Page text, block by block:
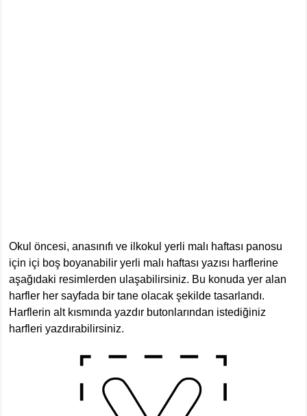
Okul öncesi, anasınıfı ve ilkokul yerli malı haftası panosu
için içi boş boyanabilir yerli malı haftası yazısı harflerine
aşağıdaki resimlerden ulaşabilirsiniz. Bu konuda yer alan
harfler her sayfada bir tane olacak şekilde tasarlandı.
Harflerin alt kısmında yazdır butonlarından istediğiniz
harfleri yazdırabilirsiniz.